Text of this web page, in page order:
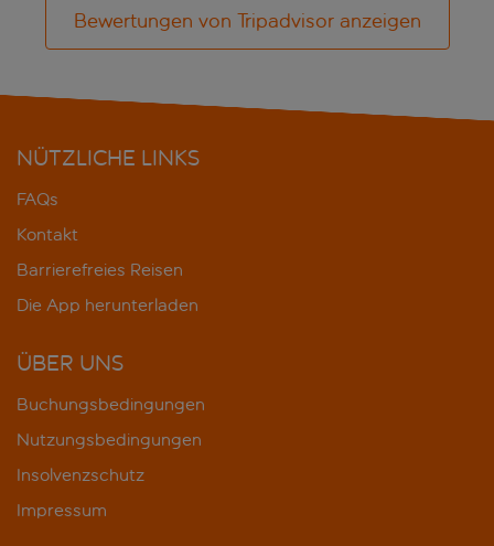
Bewertungen von Tripadvisor anzeigen
NÜTZLICHE LINKS
FAQs
Kontakt
Barrierefreies Reisen
Die App herunterladen
ÜBER UNS
Buchungsbedingungen
Nutzungsbedingungen
Insolvenzschutz
Impressum